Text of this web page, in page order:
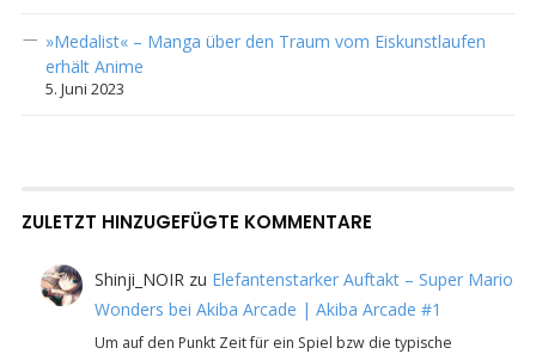
»Medalist« – Manga über den Traum vom Eiskunstlaufen
erhält Anime
5. Juni 2023
ZULETZT HINZUGEFÜGTE KOMMENTARE
Shinji_NOIR zu Elefantenstarker Auftakt – Super Mario
Wonders bei Akiba Arcade | Akiba Arcade #1
Um auf den Punkt Zeit für ein Spiel bzw die typische